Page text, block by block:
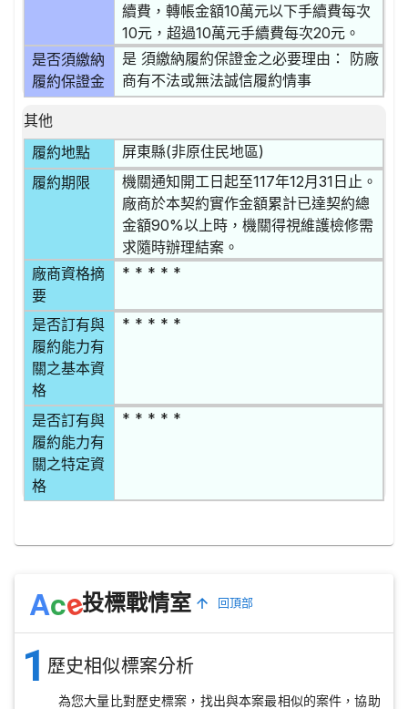
續費，轉帳金額10萬元以下手續費每次
10元，超過10萬元手續費每次20元。
是否須繳納
履約保證金
是 須繳納履約保證金之必要理由： 防廠
商有不法或無法誠信履約情事
其他
履約地點
屏東縣(非原住民地區)
履約期限
機關通知開工日起至117年12月31日止。
廠商於本契約實作金額累計已達契約總
金額90%以上時，機關得視維護檢修需
求隨時辦理結案。
廠商資格摘
要
* * * * *
是否訂有與
履約能力有
關之基本資
格
* * * * *
是否訂有與
履約能力有
關之特定資
格
* * * * *
Ace投標戰情室 回頂部
1 歷史相似標案分析
為您大量比對歷史標案，找出與本案最相似的案件，協助